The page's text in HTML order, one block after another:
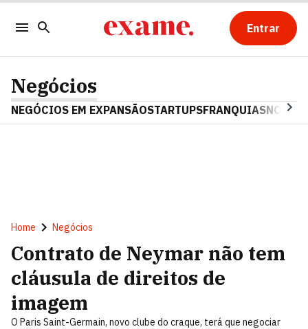
Entrar
Negócios
NEGÓCIOS EM EXPANSÃOSTARTUPSFRANQUIAS
Home Negócios
Contrato de Neymar não tem
cláusula de direitos de
imagem
O Paris Saint-Germain, novo clube do craque, terá que negociar